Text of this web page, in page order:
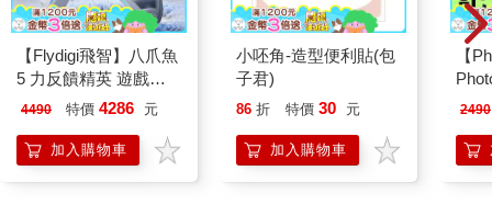
【Flydigi飛智】八爪魚
5 力反饋精英 遊戲手
把 (國際版)
4490 特價 4286 元
加入購物車
小呸角-造型便利貼(包
子君)
86 折 特價 30 元
加入購物車
【
器
2490